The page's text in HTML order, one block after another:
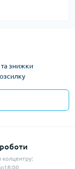
знижки